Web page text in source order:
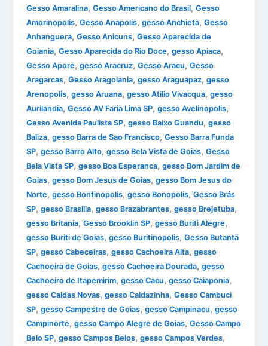
Gesso Amaralina,Gesso Americano do Brasil,Gesso
Amorinopolis,Gesso Anapolis,gesso Anchieta,Gesso
Anhanguera,Gesso Anicuns,Gesso Aparecida de
Goiania,Gesso Aparecida do Rio Doce,gesso Apiaca,
Gesso Apore,gesso Aracruz,Gesso Aracu,Gesso
Aragarcas,Gesso Aragoiania,gesso Araguapaz,gesso
Arenopolis,gesso Aruana,gesso Atilio Vivacqua,gesso
Aurilandia,Gesso AV Faria Lima SP,gesso Avelinopolis,
Gesso Avenida Paulista SP,gesso Baixo Guandu,gesso
Baliza,gesso Barra de Sao Francisco,Gesso Barra Funda
SP,gesso Barro Alto,gesso Bela Vista de Goias,Gesso
Bela Vista SP,gesso Boa Esperanca,gesso Bom Jardim de
Goias,gesso Bom Jesus de Goias,gesso Bom Jesus do
Norte,gesso Bonfinopolis,gesso Bonopolis,Gesso Brás
SP,gesso Brasilia,gesso Brazabrantes,gesso Brejetuba,
gesso Britania,Gesso Brooklin SP,gesso Buriti Alegre,
gesso Buriti de Goias,gesso Buritinopolis,Gesso Butantã
SP,gesso Cabeceiras,gesso Cachoeira Alta,gesso
Cachoeira de Goias,gesso Cachoeira Dourada,gesso
Cachoeiro de Itapemirim,gesso Cacu,gesso Caiaponia,
gesso Caldas Novas,gesso Caldazinha,Gesso Cambuci
SP,gesso Campestre de Goias,gesso Campinacu,gesso
Campinorte,gesso Campo Alegre de Goias,Gesso Campo
Belo SP,gesso Campos Belos,gesso Campos Verdes,